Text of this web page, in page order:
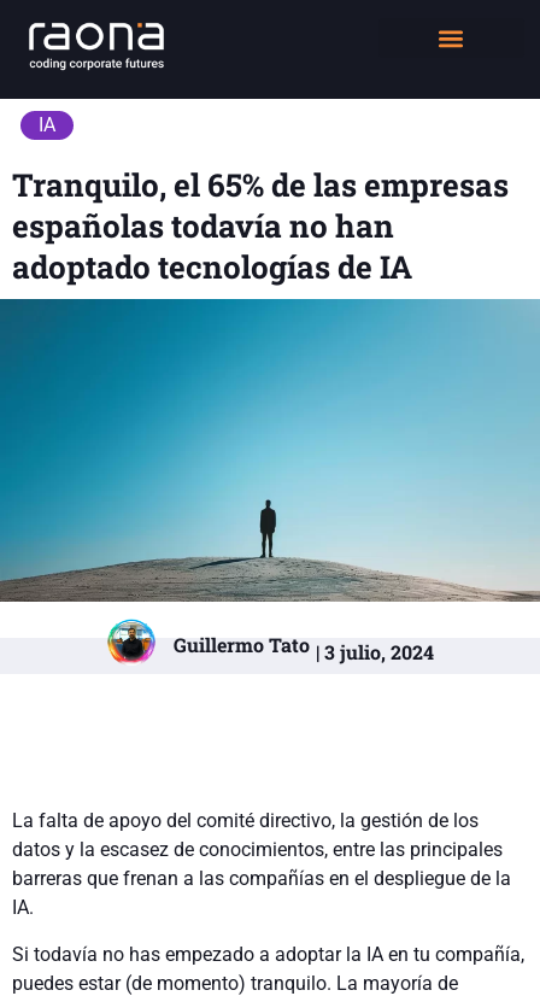
IA
Tranquilo, el 65% de las empresas
españolas todavía no han
adoptado tecnologías de IA
Guillermo Tato | 3 julio, 2024
La falta de apoyo del comité directivo, la gestión de los
datos y la escasez de conocimientos, entre las principales
barreras que frenan a las compañías en el despliegue de la
IA.
Si todavía no has empezado a adoptar la IA en tu compañía,
puedes estar (de momento) tranquilo. La mayoría de